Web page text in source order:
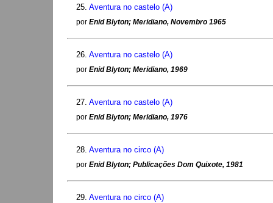
25. Aventura no castelo (A)
por Enid Blyton; Meridiano, Novembro 1965
26. Aventura no castelo (A)
por Enid Blyton; Meridiano, 1969
27. Aventura no castelo (A)
por Enid Blyton; Meridiano, 1976
28. Aventura no circo (A)
por Enid Blyton; Publicações Dom Quixote, 1981
29. Aventura no circo (A)